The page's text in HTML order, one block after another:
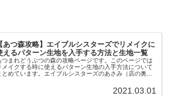
【あつ森攻略】エイブルシスターズでリメイクに
えるパターン生地を入手する方法と生地一覧
つまれどうぶつの森の攻略ページです。このページでは
メイクする時に使えるパターン生地の入手方法について
とめています。エイブルシスターズのあさみ（店の奥で
2021.03.01